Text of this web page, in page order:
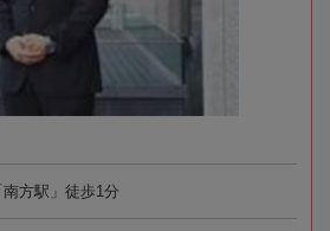
方駅」徒歩1分